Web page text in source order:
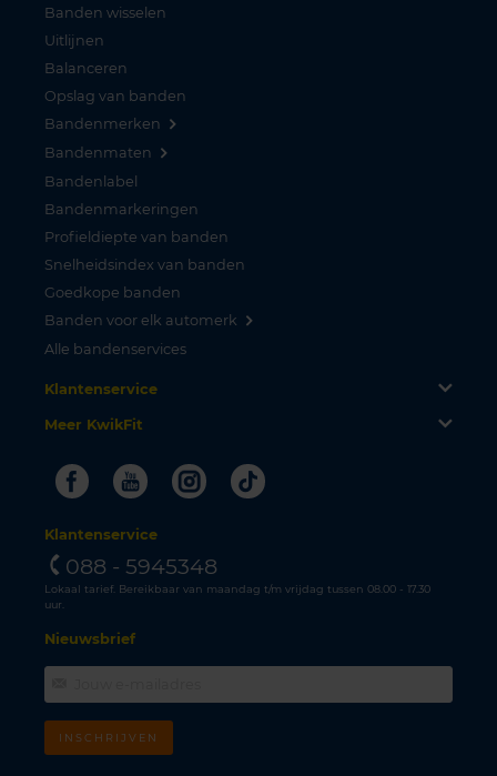
Banden wisselen
Uitlijnen
Balanceren
Opslag van banden
Bandenmerken
Bandenmaten
Bandenlabel
Bandenmarkeringen
Profieldiepte van banden
Snelheidsindex van banden
Goedkope banden
Banden voor elk automerk
Alle bandenservices
Klantenservice
Meer KwikFit
FacebookYoutubeInstagram
Tiktok
Klantenservice
088 - 5945348
Lokaal tarief. Bereikbaar van maandag t/m vrijdag tussen 08.00 - 17.30
uur.
Nieuwsbrief
INSCHRIJVEN